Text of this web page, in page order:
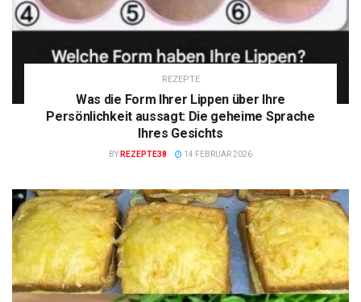
REZEPTE
Was die Form Ihrer Lippen über Ihre
Persönlichkeit aussagt: Die geheime Sprache
Ihres Gesichts
BY REZEPTE38 14 FEBRUAR 2026